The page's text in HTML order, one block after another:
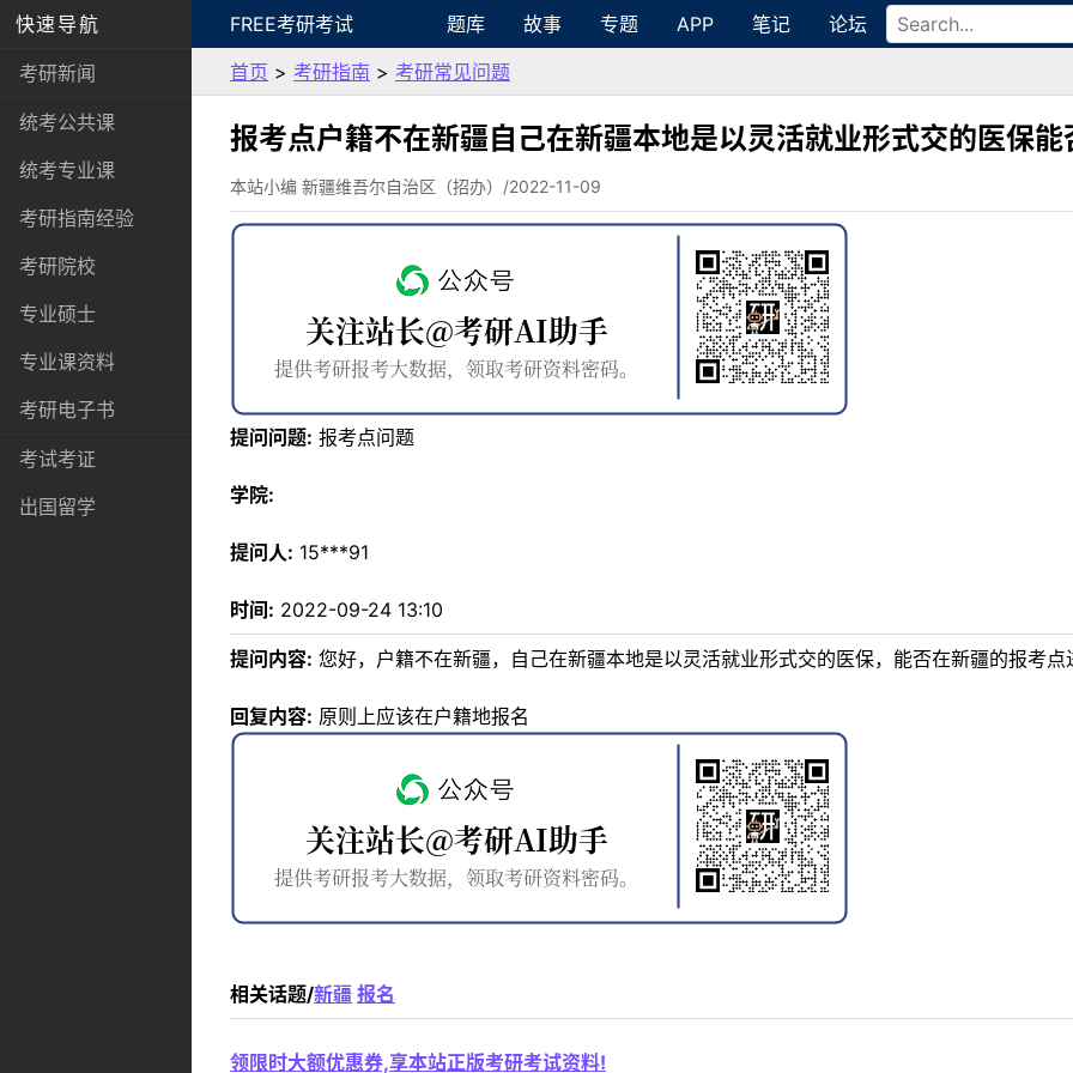
快速导航
考研新闻
统考公共课
统考专业课
考研指南经验
考研院校
专业硕士
专业课资料
考研电子书
考试考证
出国留学
FREE考研考试 题库 故事 专题 APP 笔记 论坛
首页 > 考研指南 > 考研常见问题
报考点户籍不在新疆自己在新疆本地是以灵活就业形式交的医保能
本站小编 新疆维吾尔自治区（招办）/2022-11-09
提问问题: 报考点问题
学院:
提问人: 15***91
时间: 2022-09-24 13:10
提问内容: 您好，户籍不在新疆，自己在新疆本地是以灵活就业形式交的医保，能否在新疆的报考点
回复内容: 原则上应该在户籍地报名
相关话题/新疆 报名
领限时大额优惠券,享本站正版考研考试资料!